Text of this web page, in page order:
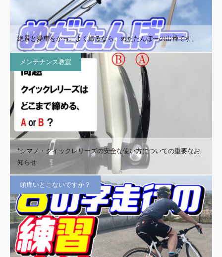
絶景と愛車をかっこよく撮るなら、めだたんぼーの出番です。
メンテナンス教室
*シマノ・クイックレリーズの安全な使い方についての重要なお
知らせ
頭痒いとこないですか？